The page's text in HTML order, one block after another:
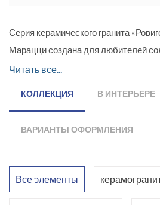
Серия керамического гранита
Марацци создана для любителей
интерьеров. Поверхность плит,
керамических изделий, а также одно
помещений. Серия представлена
придает помещению изысканную
Читать все...
КОЛЛЕКЦИЯ В ИНТЕРЬЕРЕ
ВАРИАНТЫ ОФОРМЛЕНИЯ
Все элементы